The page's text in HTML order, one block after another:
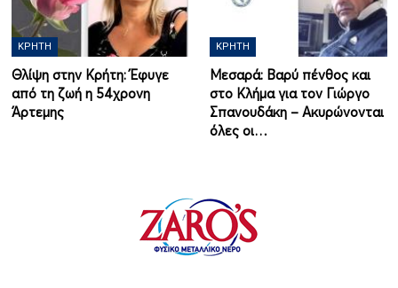
ΚΡΉΤΗ
Θλίψη στην Κρήτη: Έφυγε
από τη ζωή η 54χρονη
Άρτεμης
ΚΡΉΤΗ
Μεσαρά: Βαρύ πένθος και
στο Κλήμα για τον Γιώργο
Σπανουδάκη – Ακυρώνονται
όλες οι…